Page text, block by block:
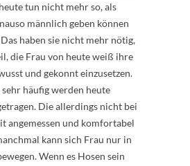
tun nicht mehr so, als
männlich geben können
haben sie nicht mehr nötig,
die Frau von heute weiß ihre
und gekonnt einzusetzen.
häufig werden heute
Die allerdings nicht bei
angemessen und komfortabel
kann sich Frau nur in
Wenn es Hosen sein